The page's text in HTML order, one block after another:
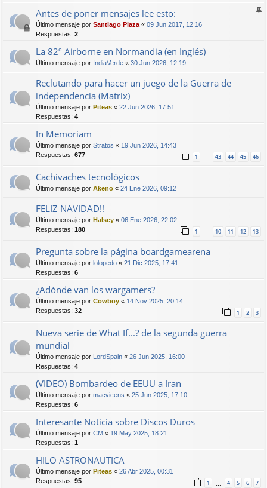
Antes de poner mensajes lee esto:
Último mensaje por Santiago Plaza « 09 Jun 2017, 12:16
Respuestas: 2
La 82º Airborne en Normandia (en Inglés)
Último mensaje por IndiaVerde « 30 Jun 2026, 12:19
Reclutando para hacer un juego de la Guerra de
independencia (Matrix)
Último mensaje por Piteas « 22 Jun 2026, 17:51
Respuestas: 4
In Memoriam
Último mensaje por Stratos « 19 Jun 2026, 14:43
Respuestas: 677 1 43 44 45 46
Cachivaches tecnológicos
Último mensaje por Akeno « 24 Ene 2026, 09:12
FELIZ NAVIDAD!!
Último mensaje por Halsey « 06 Ene 2026, 22:02
Respuestas: 180 1 10 11 12 13
Pregunta sobre la página boardgamearena
Último mensaje por lolopedo « 21 Dic 2025, 17:41
Respuestas: 6
¿Adónde van los wargamers?
Último mensaje por Cowboy « 14 Nov 2025, 20:14
Respuestas: 32 1 2 3
Nueva serie de What If...? de la segunda guerra
mundial
Último mensaje por LordSpain « 26 Jun 2025, 16:00
Respuestas: 4
(VIDEO) Bombardeo de EEUU a Iran
Último mensaje por macvicens « 25 Jun 2025, 17:10
Respuestas: 6
Interesante Noticia sobre Discos Duros
Último mensaje por CM « 19 May 2025, 18:21
Respuestas: 1
HILO ASTRONAUTICA
Último mensaje por Piteas « 26 Abr 2025, 00:31
Respuestas: 95 1 … 4 5 6 7